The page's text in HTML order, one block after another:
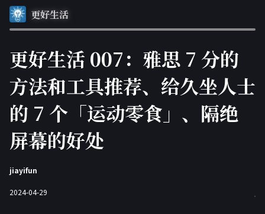
更好生活
更好生活 007：雅思 7 分的
方法和工具推荐、给久坐人士
的 7 个「运动零食」、隔绝
屏幕的好处
jiayifun
2024-04-29